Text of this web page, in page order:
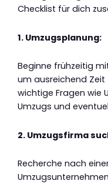
Checklist für dich
1. Umzugsplanung:
Beginne frühzeitig
um ausreichend Zeit
wichtige Fragen wie
Umzugs und
2. Umzugsfirma
Recherche nach